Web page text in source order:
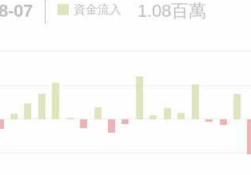
07 資金流入 1.08百萬